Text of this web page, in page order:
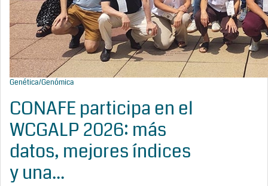
Genética/Genómica
CONAFE participa en el
WCGALP 2026: más
datos, mejores índices
y una...